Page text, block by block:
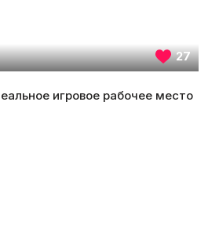
27
игровое рабочее место